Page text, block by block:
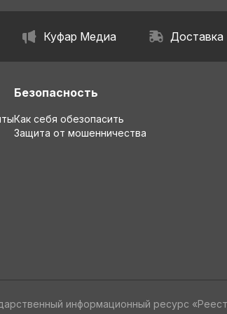
Куфар Медиа Доставка
Безопасность
Как себя обезопасить
Защита от мошенничества
информационный ресурс